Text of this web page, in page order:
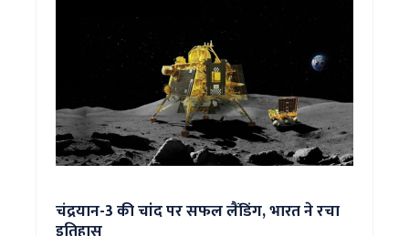
चंद्रयान-3 की चांद पर सफल लैंडिंग, भारत ने रचा